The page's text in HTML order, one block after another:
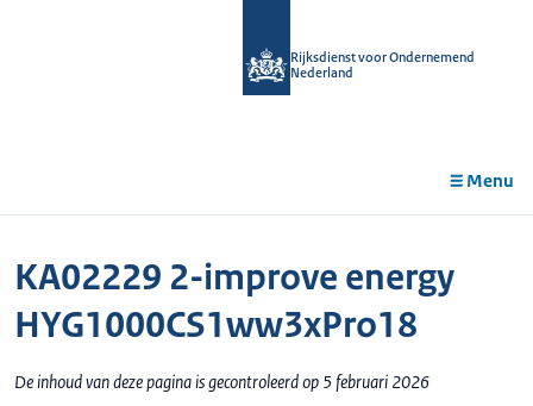
Rijksdienst voor Ondernemend
Nederland
Menu
KA02229 2-improve energy
HYG1000CS1ww3xPro18
De inhoud van deze pagina is gecontroleerd op 5 februari 2026